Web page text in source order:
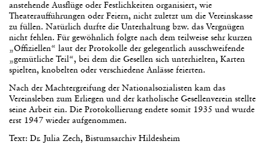
anstehende Ausflüge oder Festlichkeiten organisiert, wie
Theateraufführungen oder Feiern, nicht zuletzt um die Vereinskasse
zu füllen. Natürlich durfte die Unterhaltung bzw. das Vergnügen
nicht fehlen. Für gewöhnlich folgte nach dem teilweise sehr kurzen
„Offiziellen“ laut der Protokolle der gelegentlich ausschweifende
„gemütliche Teil“, bei dem die Gesellen sich unterhielten, Karten
spielten, knobelten oder verschiedene Anlässe feierten.
Nach der Machtergreifung der Nationalsozialisten kam das
Vereinsleben zum Erliegen und der katholische Gesellenverein stellte
seine Arbeit ein. Die Protokollierung endete somit 1935 und wurde
erst 1947 wieder aufgenommen.
Text: Dr. Julia Zech, Bistumsarchiv Hildesheim